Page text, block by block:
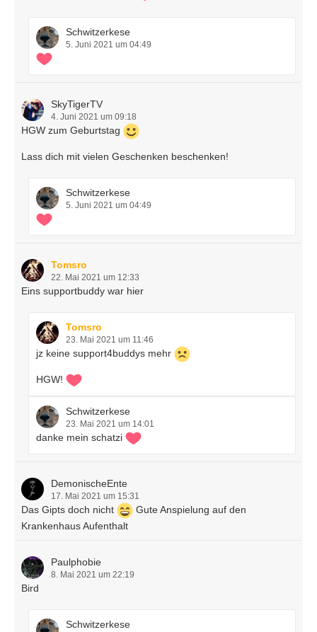
Schwitzerkese
5. Juni 2021 um 04:49
SkyTigerTV
4. Juni 2021 um 09:18
HGW zum Geburtstag
Lass dich mit vielen Geschenken beschenken!
Schwitzerkese
5. Juni 2021 um 04:49
Tomsro
22. Mai 2021 um 12:33
Eins supportbuddy war hier
Tomsro
23. Mai 2021 um 11:46
jz keine support4buddys mehr
HGW!
Schwitzerkese
23. Mai 2021 um 14:01
danke mein schatzi
DemonischeEnte
17. Mai 2021 um 15:31
Das Gipts doch nicht
Gute Anspielung auf den
Krankenhaus Aufenthalt
Paulphobie
8. Mai 2021 um 22:19
Bird
Schwitzerkese